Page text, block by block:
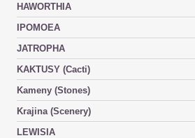
HAWORTHIA
IPOMOEA
JATROPHA
KAKTUSY (Cacti)
Kameny (Stones)
Krajina (Scenery)
LEWISIA